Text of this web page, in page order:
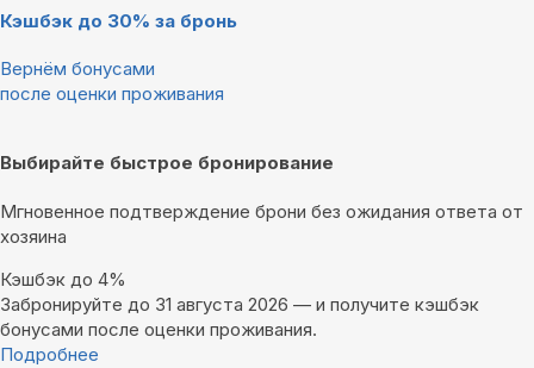
Кэшбэк до 30% за бронь
Вернём бонусами
после оценки проживания
Выбирайте быстрое бронирование
Мгновенное подтверждение брони без ожидания ответа от
хозяина
Кэшбэк до 4%
Забронируйте до 31 августа 2026 — и получите кэшбэк
бонусами после оценки проживания.
Подробнее